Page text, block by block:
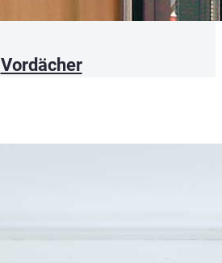
Vordächer